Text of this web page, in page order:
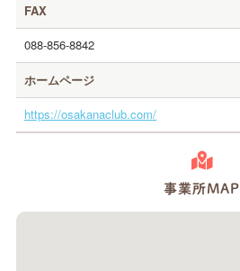
FAX
088-856-8842
ホームページ
https://osakanaclub.com/
事業所MAP